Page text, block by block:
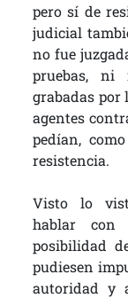
pero sí de
judicial
no fue
pruebas, ni
grabadas por
agentes
pedían,
resistencia.
Visto lo
hablar con
posibilidad
pudiesen
autoridad y